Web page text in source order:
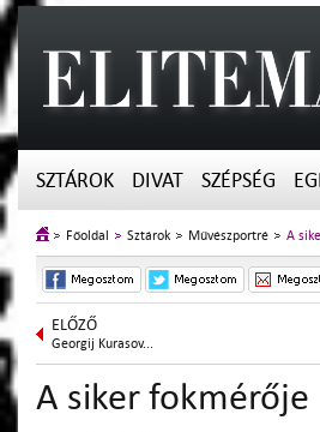
SZTÁROK DIVAT SZÉPSÉG
Főoldal Sztárok Művészportré A
ELŐZŐ
Georgij Kurasov...
A siker fokmérője